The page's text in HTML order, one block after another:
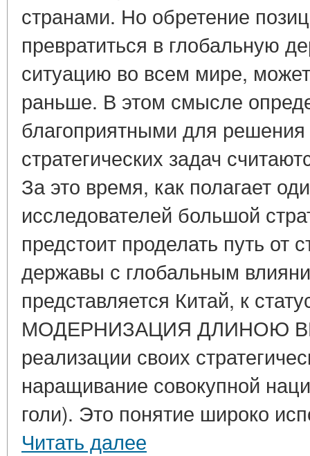
странами. Но обретение
превратиться в глобальную
ситуацию во всем мире,
раньше. В этом смысле
благоприятными для решения
стратегических задач
За это время, как полагает
исследователей большой
предстоит проделать путь от
державы с глобальным
представляется Китай, к
МОДЕРНИЗАЦИЯ ДЛИНОЮ
реализации своих
наращивание совокупной
голи). Это понятие широко
Читать далее